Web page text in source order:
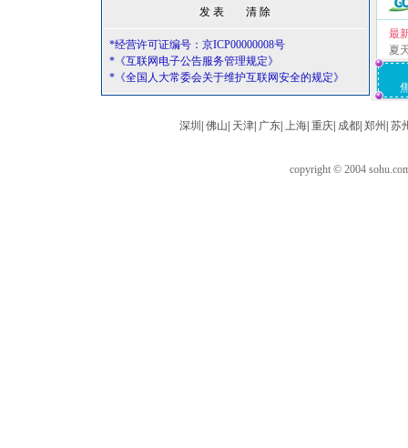
*经营许可证编号：京ICP00000008号
*《互联网电子公告服务管理规定》
*《全国人大常委会关于维护互联网安全的规定》
最
夏
深圳 佛山 天津| 广东| 上海| 重庆| 成都| 郑州 苏
copyright © 2004